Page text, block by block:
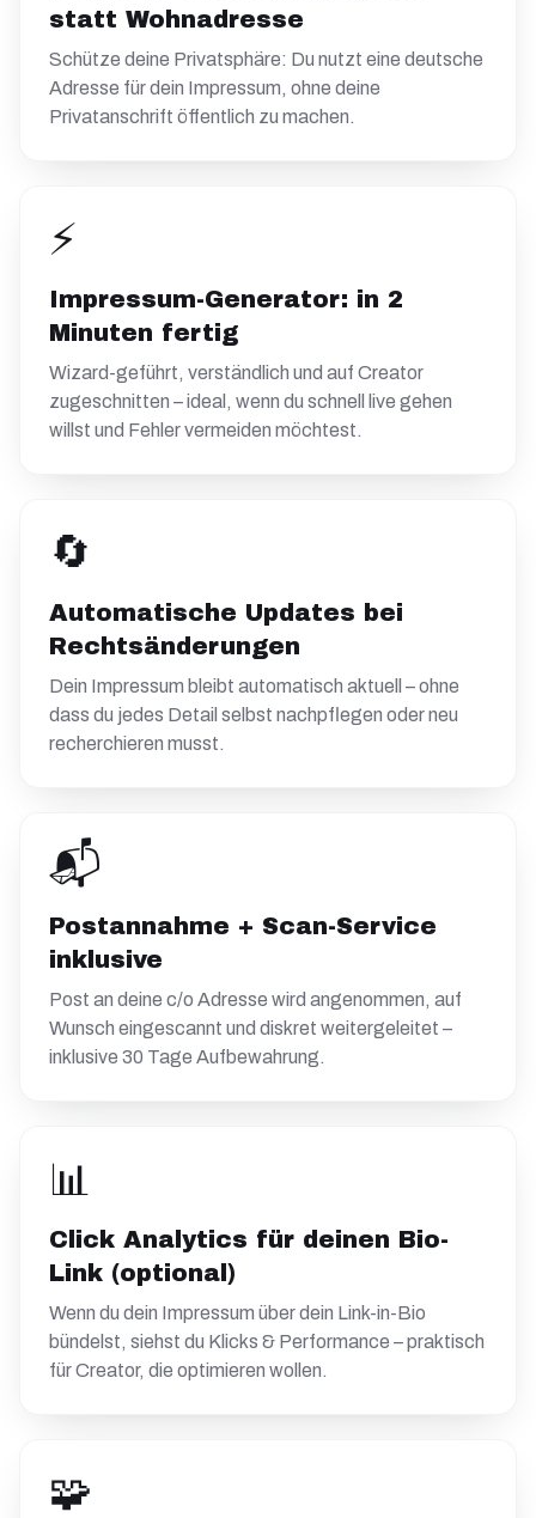
statt Wohnadresse
Schütze deine Privatsphäre: Du nutzt eine deutsche
Adresse für dein Impressum, ohne deine
Privatanschrift öffentlich zu machen.
⚡
Impressum-Generator: in 2
Minuten fertig
Wizard-geführt, verständlich und auf Creator
zugeschnitten – ideal, wenn du schnell live gehen
willst und Fehler vermeiden möchtest.
🔄
Automatische Updates bei
Rechtsänderungen
Dein Impressum bleibt automatisch aktuell – ohne
dass du jedes Detail selbst nachpflegen oder neu
recherchieren musst.
📬
Postannahme + Scan-Service
inklusive
Post an deine c/o Adresse wird angenommen, auf
Wunsch eingescannt und diskret weitergeleitet –
inklusive 30 Tage Aufbewahrung.
📊
Click Analytics für deinen Bio-
Link (optional)
Wenn du dein Impressum über dein Link-in-Bio
bündelst, siehst du Klicks & Performance – praktisch
für Creator, die optimieren wollen.
🧩